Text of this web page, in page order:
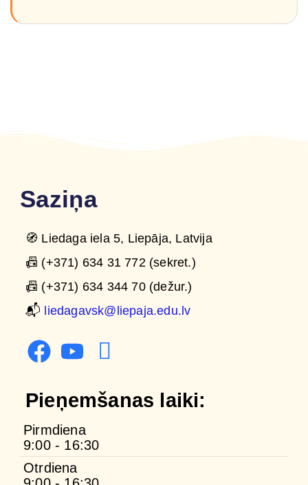
Saziņa
🧭 Liedaga iela 5, Liepāja, Latvija
📠 (+371) 634 31 772 (sekret.)
📠 (+371) 634 344 70 (dežur.)
📬 liedagavsk@liepaja.edu.lv
Pieņemšanas laiki:
Pirmdiena
9:00 - 16:30
Otrdiena